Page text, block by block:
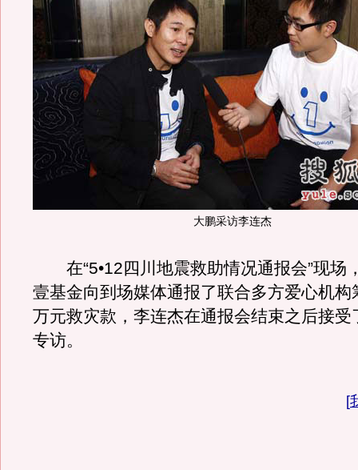
大鹏采访李连杰
在“5•12四川地震救助情况通报会”现场
壹基金向到场媒体通报了联合多方爱心机
万元救灾款，李连杰在通报会结束之后接受
专访。
[